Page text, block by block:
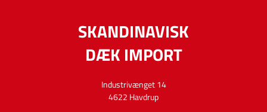
SKANDINAVISK
DÆK IMPORT
Industrivænget 14
4622 Havdrup